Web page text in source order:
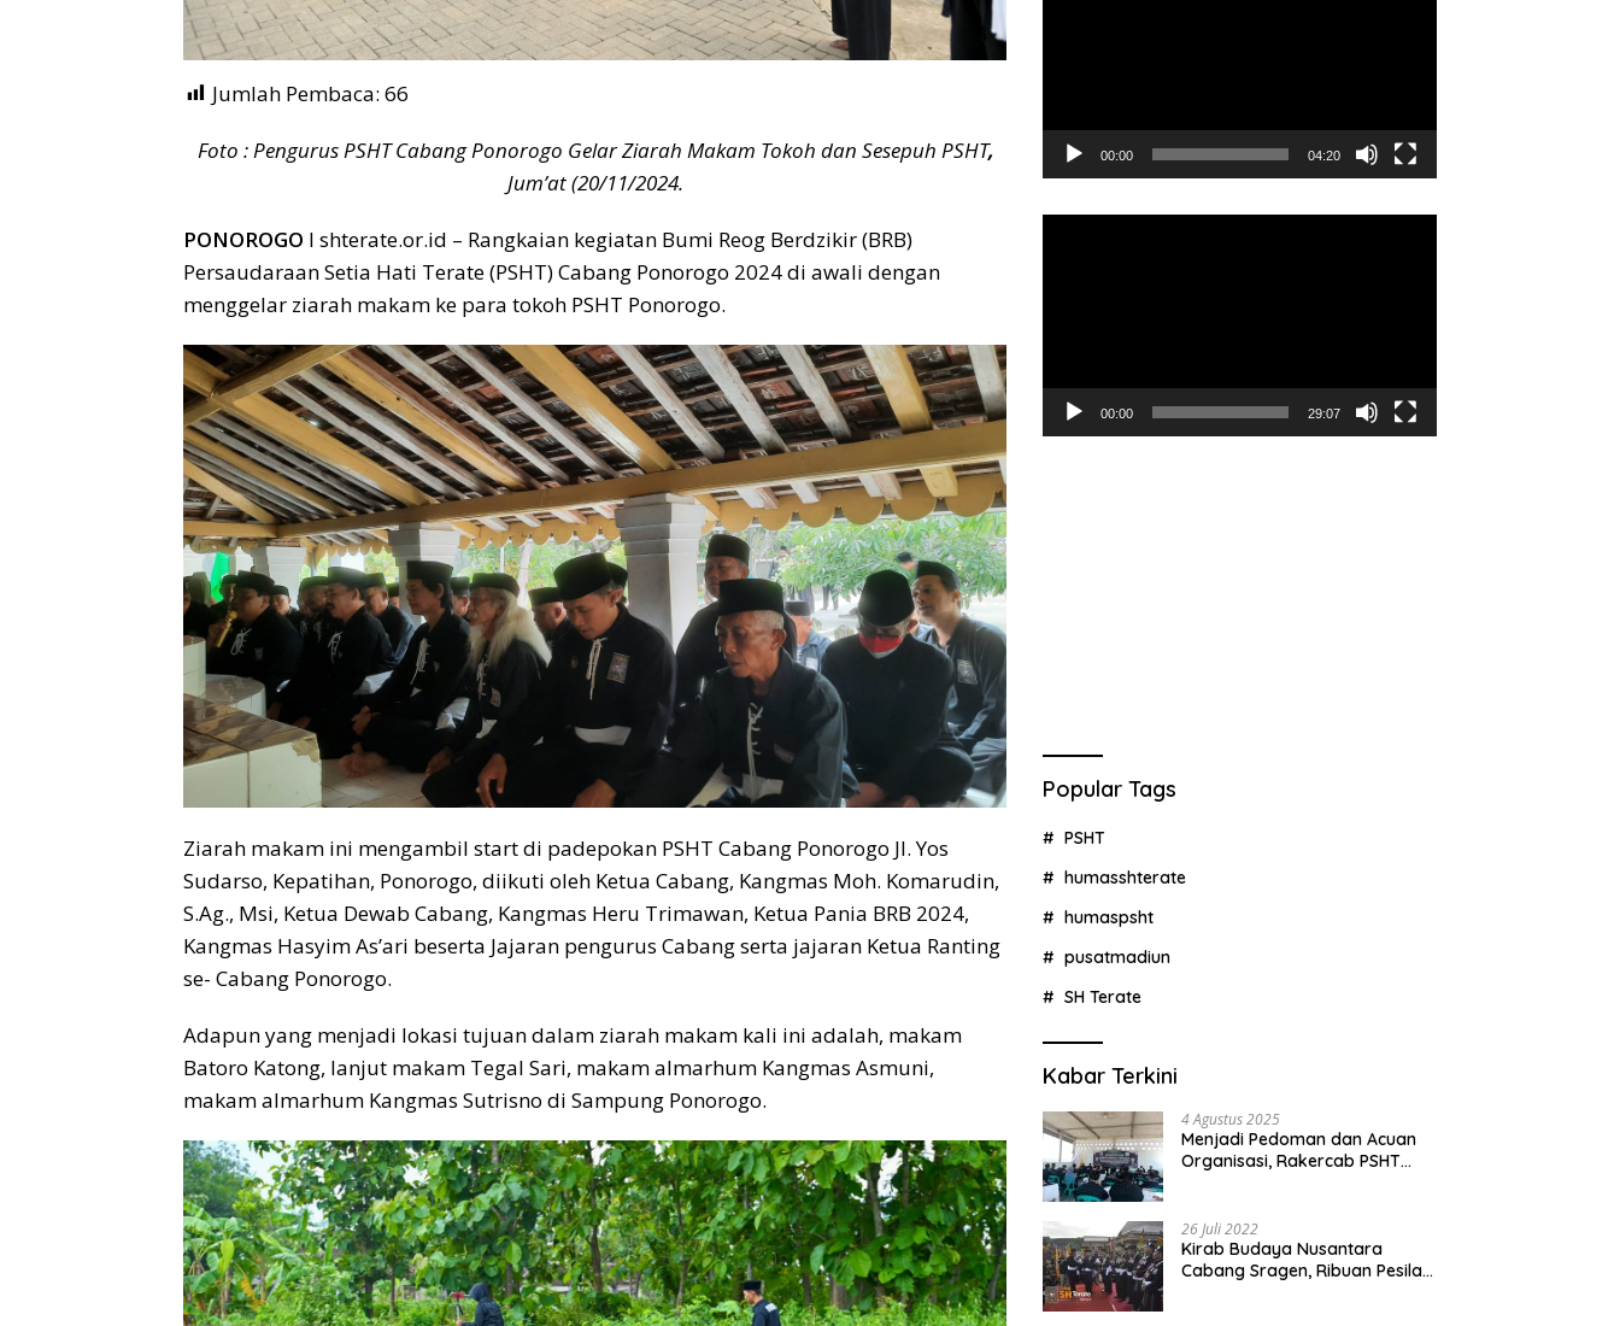
Jumlah Pembaca: 66
Foto : Pengurus PSHT Cabang Ponorogo Gelar Ziarah Makam Tokoh dan Sesepuh PSHT,
Jum’at (20/11/2024.
PONOROGO I shterate.or.id – Rangkaian kegiatan Bumi Reog Berdzikir (BRB)
Persaudaraan Setia Hati Terate (PSHT) Cabang Ponorogo 2024 di awali dengan
menggelar ziarah makam ke para tokoh PSHT Ponorogo.
Ziarah makam ini mengambil start di padepokan PSHT Cabang Ponorogo Jl. Yos
Sudarso, Kepatihan, Ponorogo, diikuti oleh Ketua Cabang, Kangmas Moh. Komarudin,
S.Ag., Msi, Ketua Dewab Cabang, Kangmas Heru Trimawan, Ketua Pania BRB 2024,
Kangmas Hasyim As’ari beserta Jajaran pengurus Cabang serta jajaran Ketua Ranting
se- Cabang Ponorogo.
Adapun yang menjadi lokasi tujuan dalam ziarah makam kali ini adalah, makam
Batoro Katong, lanjut makam Tegal Sari, makam almarhum Kangmas Asmuni,
makam almarhum Kangmas Sutrisno di Sampung Ponorogo.
00:00 04:20
00:00 29:07
Popular Tags
PSHT
humasshterate
humaspsht
pusatmadiun
SH Terate
Kabar Terkini
4 Agustus 2025
Menjadi Pedoman dan Acuan
Organisasi, Rakercab PSHT
Kerja, Berjalan Lancar dan
Sukses
26 Juli 2022
Kirab Budaya Nusantara
Cabang Sragen, Ribuan Pesilat